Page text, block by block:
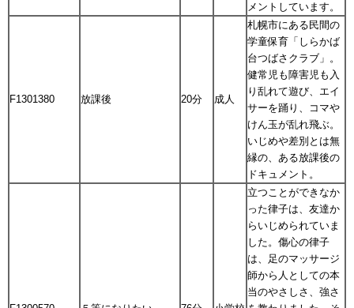
メントしています。
F1301380 放課後 20分 成人
札幌市にある民間の
学童保育「しらかば
台つばさクラブ」。
健常児も障害児も入
り乱れて遊び、エイ
サーを踊り、コマや
けん玉が乱れ飛ぶ。
いじめや差別とは無
縁の、ある放課後の
ドキュメント。
立つことができなか
った律子は、友達か
らいじめられていま
した。傷心の律子
は、足のマッサージ
師から人としての本
当のやさしさ、強さ